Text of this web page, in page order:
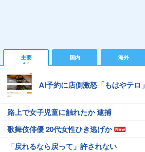
主要 国内 海外
AI予約に店側激怒「もはやテロ」
路上で女子児童に触れたか 逮捕
歌舞伎俳優 20代女性ひき逃げか
「戻れるなら戻って」許されない